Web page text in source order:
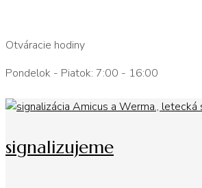
Otváracie hodiny
Pondelok - Piatok: 7:00 - 16:00
signalizujeme